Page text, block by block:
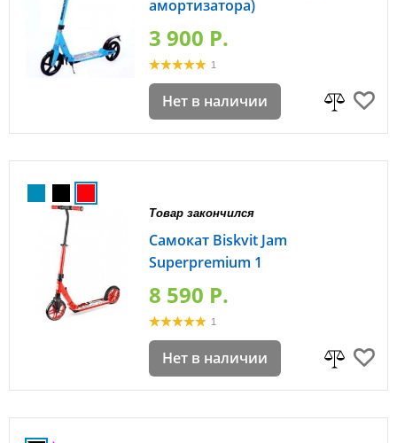
амортизатора)
3 900 P.
1
Нет в наличии
Товар закончился
Самокат Biskvit Jam
Superpremium 1
8 590 P.
1
Нет в наличии